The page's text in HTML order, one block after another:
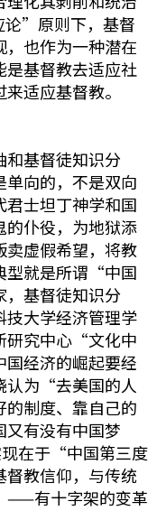
”原则下，基督
也作为一种潜在
基督教去适应社
适应基督教。
和基督徒知识分
向的，不是双向
士坦丁神学和国
的仆役，为地狱添
卖虚假希望，将教
型就是所谓“中国
基督徒知识分
技大学经济管理学
研究中心“文化中
经济的崛起要经
认为“去美国的人
制度、靠自己的
有没有中国梦
在于“中国第三度
督教信仰，与传统
有十字架的变革